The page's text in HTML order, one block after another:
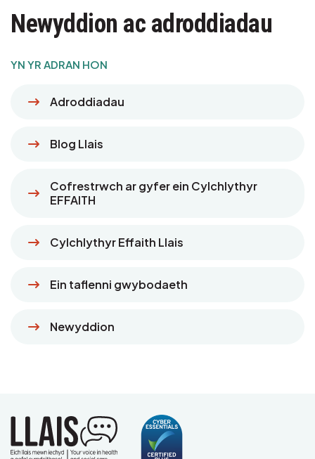
Newyddion ac adroddiadau
YN YR ADRAN HON
Adroddiadau
Blog Llais
Cofrestrwch ar gyfer ein Cylchlythyr
EFFAITH
Cylchlythyr Effaith Llais
Ein taflenni gwybodaeth
Newyddion